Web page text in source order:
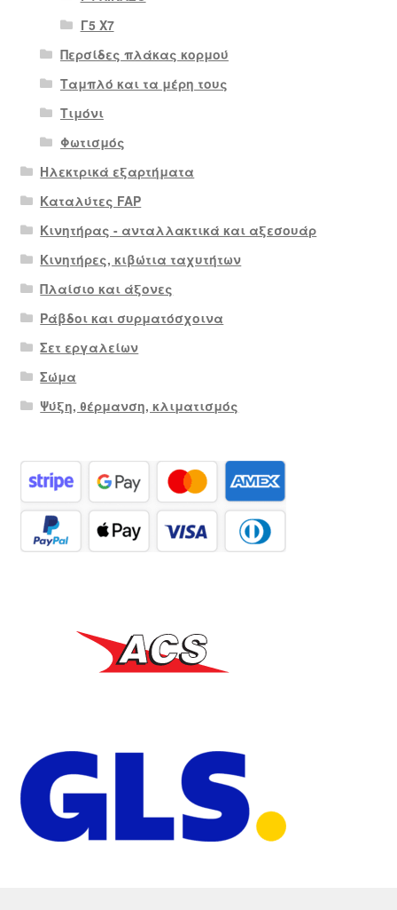
Γ5 Χ7
Περσίδες πλάκας κορμού
Ταμπλό και τα μέρη τους
Τιμόνι
Φωτισμός
Ηλεκτρικά εξαρτήματα
Καταλύτες FAP
Κινητήρας - ανταλλακτικά και αξεσουάρ
Κινητήρες, κιβώτια ταχυτήτων
Πλαίσιο και άξονες
Ράβδοι και συρματόσχοινα
Σετ εργαλείων
Σώμα
Ψύξη, θέρμανση, κλιματισμός